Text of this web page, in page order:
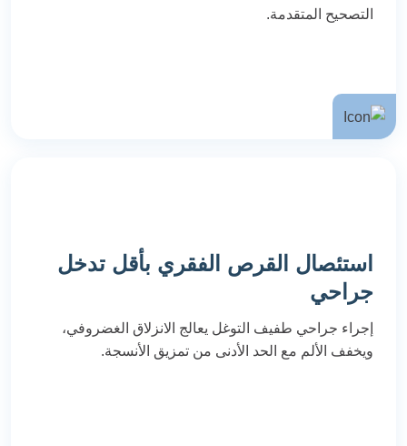
التصحيح المتقدمة.
استئصال القرص الفقري بأقل تدخل
جراحي
إجراء جراحي طفيف التوغل يعالج الانزلاق الغضروفي،
ويخفف الألم مع الحد الأدنى من تمزيق الأنسجة.